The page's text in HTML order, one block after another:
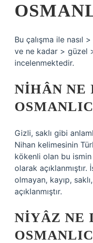
Bu çalışma ile nasıl
ve ne kadar > güzel >
incelenmektedir.
NIHÂN NE
Gizli, saklı gibi
Nihan kelimesinin
kökenli olan bu ismin
olarak açıklanmıştır.
olmayan, kayıp,
açıklanmıştır.
NIYÂZ NE